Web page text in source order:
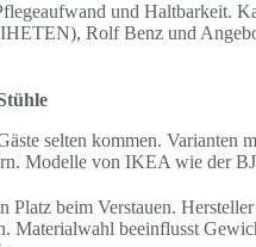
und Haltbarkeit.
Rolf Benz und
selten kommen. Varianten
Modelle von IKEA wie der
Platz beim Verstauen.
Materialwahl beeinflusst